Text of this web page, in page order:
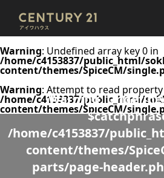
Warning: Undefined array key 0 in
/home/c4153837/public_html/
content/themes/SpiceCM/
Warning: Attempt to read
/home/c4153837/public_html/
content/themes/SpiceCM/
Warning:
/home/c4153837/
content/themes/
parts/page-